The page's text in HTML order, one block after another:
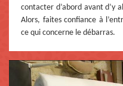
contacter d’abord avant d’y
Alors, faites confiance à
ce qui concerne le débarras.